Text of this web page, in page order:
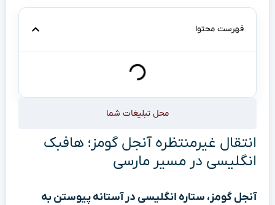
فهرست محتوا
محل تبلیغات شما
انتقال غیرمنتظره آنجل گومز؛ هافبک
انگلیسی در مسیر مارسی
آنجل گومز، ستاره انگلیسی در آستانه پیوستن به